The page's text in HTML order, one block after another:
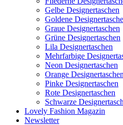
Gelbe Designertaschen
Goldene
Graue Designertaschen
Grüne Designertaschen
Lila Designertaschen
Mehrfarbige
Neon Designertaschen
Orange Designertaschen
Pinke Designertaschen
Rote Designertaschen
Schwarze
Lovely Fashion Magazin
Newsletter